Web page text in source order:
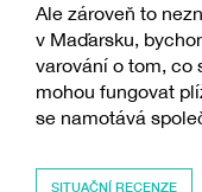
Ale zároveň to
v Maďarsku,
varování o tom, co
mohou fungovat
se namotává
SITUAČNÍ RECENZE